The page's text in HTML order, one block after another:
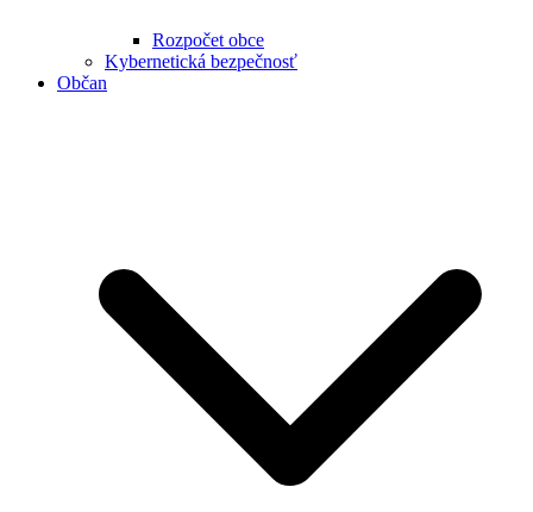
Rozpočet obce
Kybernetická bezpečnosť
Občan